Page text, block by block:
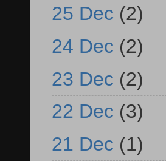
25 Dec (2)
24 Dec (2)
23 Dec (2)
22 Dec (3)
21 Dec (1)